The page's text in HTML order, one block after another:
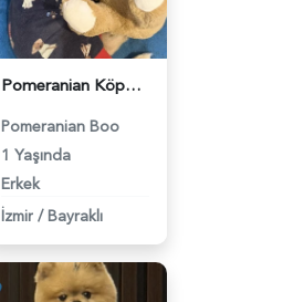
Pomeranian Köpeğimiz için Eş arıyoruz - 118984274
Pomeranian Boo
1 Yaşında
Erkek
İzmir / Bayraklı